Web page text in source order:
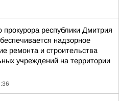
республики Дмитрия
надзорное
ремонта и строительства
учреждений на территории